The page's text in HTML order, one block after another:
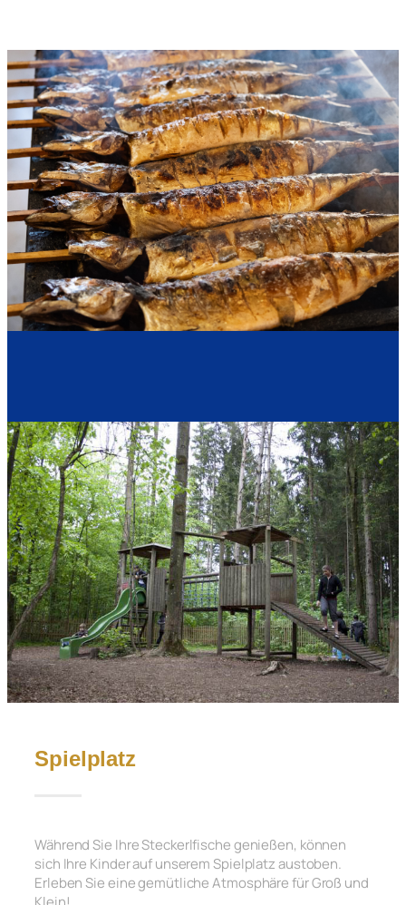
Spielplatz
Während Sie Ihre Steckerlfische genießen, können
sich Ihre Kinder auf unserem Spielplatz austoben.
Erleben Sie eine gemütliche Atmosphäre für Groß und